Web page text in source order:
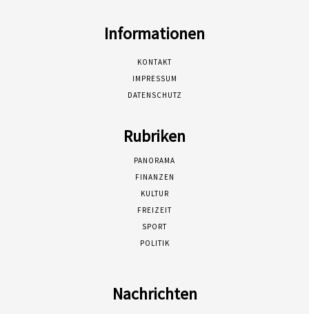
Informationen
KONTAKT
IMPRESSUM
DATENSCHUTZ
Rubriken
PANORAMA
FINANZEN
KULTUR
FREIZEIT
SPORT
POLITIK
Nachrichten